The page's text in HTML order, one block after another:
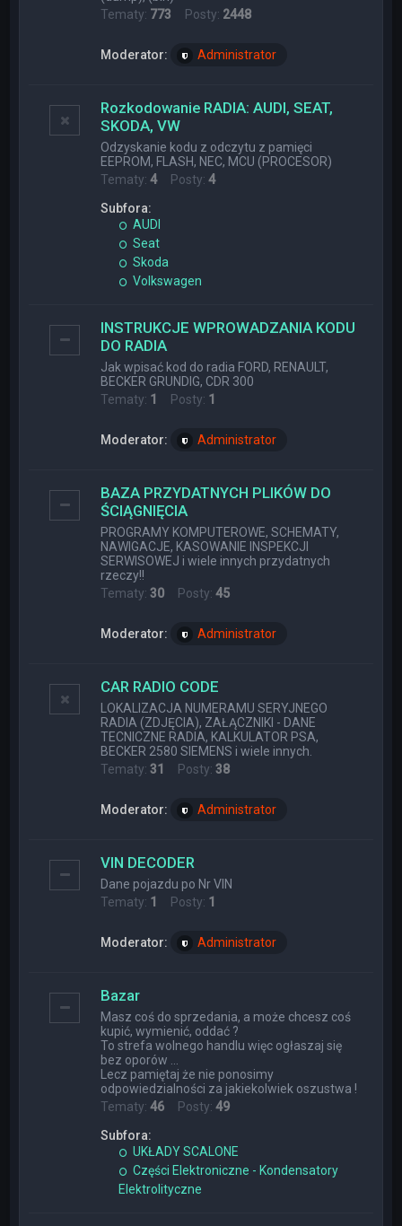
Tematy: 773 Posty: 2448
Moderator: Administrator
Rozkodowanie RADIA: AUDI, SEAT,
SKODA, VW
Odzyskanie kodu z odczytu z pamięci
EEPROM, FLASH, NEC, MCU (PROCESOR)
Tematy:4Posty:4
Subfora:
AUDI
Seat
Skoda
Volkswagen
INSTRUKCJE WPROWADZANIA KODU
DO RADIA
Jak wpisać kod do radia FORD, RENAULT,
BECKER GRUNDIG, CDR 300
Tematy: 1 Posty: 1
Moderator: Administrator
BAZA PRZYDATNYCH PLIKÓW DO
ŚCIĄGNIĘCIA
PROGRAMY KOMPUTEROWE, SCHEMATY,
NAWIGACJE, KASOWANIE INSPEKCJI
SERWISOWEJ i wiele innych przydatnych
rzeczy!!
Tematy:30 Posty:45
Moderator: Administrator
CAR RADIO CODE
LOKALIZACJA NUMERAMU SERYJNEGO
RADIA (ZDJĘCIA), ZAŁĄCZNIKI - DANE
TECNICZNE RADIA, KALKULATOR PSA,
BECKER 2580 SIEMENS i wiele innych.
Tematy:31 Posty:38
Moderator: Administrator
VIN DECODER
Dane pojazdu po Nr VIN
Tematy: 1 Posty: 1
Moderator: Administrator
Bazar
Masz coś do sprzedania, a może chcesz coś
kupić, wymienić, oddać ?
To strefa wolnego handlu więc ogłaszaj się
bez oporów ...
Lecz pamiętaj że nie ponosimy
odpowiedzialności za jakiekolwiek oszustwa !
Tematy:46 Posty:49
Subfora:
UKŁADY SCALONE
Części Elektroniczne - Kondensatory
Elektrolityczne